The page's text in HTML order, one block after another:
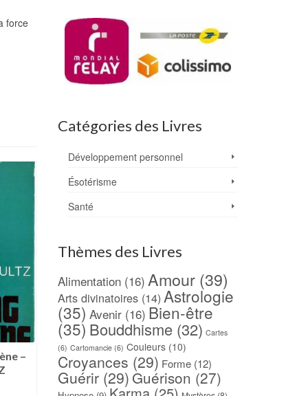
force
–
Les voies de la guérison
– Dr Bernard
THOUVENIN
médecines
Catégories des Livres
Développement personnel
Ésotérisme
Santé
Thèmes des Livres
Alimentation(16) Amour(39)
Arts divinatoires(14) Astrologie
(35) Avenir(16) Bien-être
(35) Bouddhisme(32) Cartes
(6) Cartomancie(6) Couleurs(10)
Croyances (29) Forme(12)
Guérir(29) Guérison (27)